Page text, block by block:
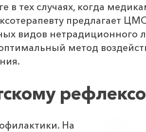
тех случаях, когда
предлагает
видов
метод
На